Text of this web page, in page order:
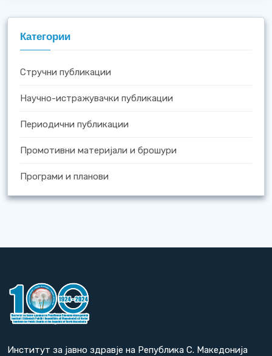
Категории
Стручни публикации
Научно-истражувачки публикации
Периодични публикации
Промотивни материјали и брошури
Програми и планови
Институт за јавно здравје на Република С. Македонија